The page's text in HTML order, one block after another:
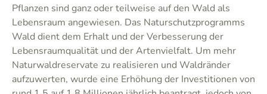
Pflanzen sind ganz oder teilweise auf den Wald als
Lebensraum angewiesen. Das Naturschutzprogramms
Wald dient dem Erhalt und der Verbesserung der
Lebensraumqualität und der Artenvielfalt. Um mehr
Naturwaldreservate zu realisieren und Waldränder
aufzuwerten, wurde eine Erhöhung der Investitionen von